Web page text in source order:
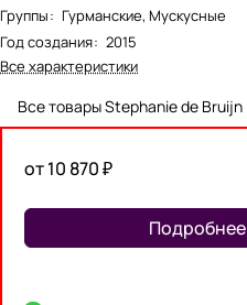
Группы: Гурманские, Мускусные
Год создания: 2015
Все характеристики
Все товары Stephanie de Bruijn
от 10 870 ₽
Подробнее